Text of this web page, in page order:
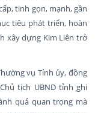
tinh gọn, mạnh, gần
tiêu phát triển, hoàn
xây dựng Kim Liên trở
vụ Tỉnh ủy, đồng
tịch UBND tỉnh ghi
quả quan trọng mà